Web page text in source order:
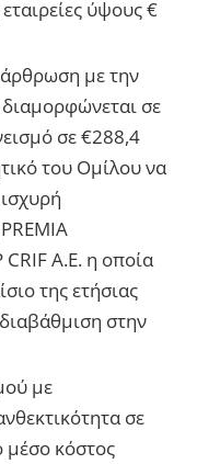
ύψους €
με την
σε
σε €288,4
του Ομίλου να
Α.Ε. η οποία
της ετήσιας
στην
με
σε
μέσο κόστος